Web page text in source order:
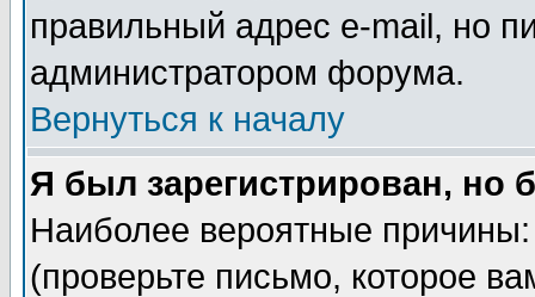
правильный адрес e-mail, но
администратором форума.
Вернуться к началу
Я был зарегистрирован, но
Наиболее вероятные
(проверьте письмо, которое